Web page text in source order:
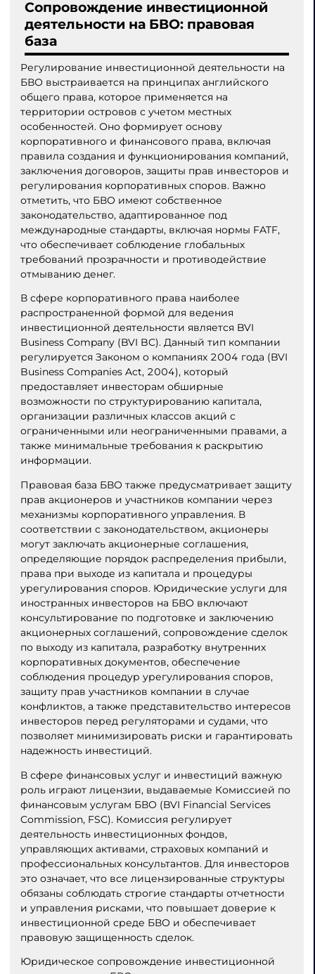
Сопровождение инвестиционной
деятельности на БВО: правовая
база
Регулирование инвестиционной деятельности на
БВО выстраивается на принципах английского
общего права, которое применяется на
территории островов с учетом местных
особенностей. Оно формирует основу
корпоративного и финансового права, включая
правила создания и функционирования компаний,
заключения договоров, защиты прав инвесторов и
регулирования корпоративных споров. Важно
отметить, что БВО имеют собственное
законодательство, адаптированное под
международные стандарты, включая нормы FATF,
что обеспечивает соблюдение глобальных
требований прозрачности и противодействие
отмыванию денег.
В сфере корпоративного права наиболее
распространенной формой для ведения
инвестиционной деятельности является BVI
Business Company (BVI BC). Данный тип компании
регулируется Законом о компаниях 2004 года (BVI
Business Companies Act, 2004), который
предоставляет инвесторам обширные
возможности по структурированию капитала,
организации различных классов акций с
ограниченными или неограниченными правами, а
также минимальные требования к раскрытию
информации.
Правовая база БВО также предусматривает защиту
прав акционеров и участников компании через
механизмы корпоративного управления. В
соответствии с законодательством, акционеры
могут заключать акционерные соглашения,
определяющие порядок распределения прибыли,
права при выходе из капитала и процедуры
урегулирования споров. Юридические услуги для
иностранных инвесторов на БВО включают
консультирование по подготовке и заключению
акционерных соглашений, сопровождение сделок
по выходу из капитала, разработку внутренних
корпоративных документов, обеспечение
соблюдения процедур урегулирования споров,
защиту прав участников компании в случае
конфликтов, а также представительство интересов
инвесторов перед регуляторами и судами, что
позволяет минимизировать риски и гарантировать
надежность инвестиций.
В сфере финансовых услуг и инвестиций важную
роль играют лицензии, выдаваемые Комиссией по
финансовым услугам БВО (BVI Financial Services
Commission, FSC). Комиссия регулирует
деятельность инвестиционных фондов,
управляющих активами, страховых компаний и
профессиональных консультантов. Для инвесторов
это означает, что все лицензированные структуры
обязаны соблюдать строгие стандарты отчетности
и управления рисками, что повышает доверие к
инвестиционной среде БВО и обеспечивает
правовую защищенность сделок.
Юридическое сопровождение инвестиционной